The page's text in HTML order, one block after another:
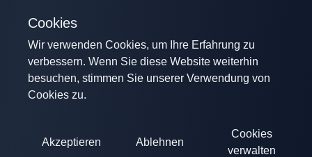
Cookies
Wir verwenden Cookies, um Ihre Erfahrung zu
verbessern. Wenn Sie diese Website weiterhin
besuchen, stimmen Sie unserer Verwendung von
Cookies zu.
Akzeptieren Ablehnen
Cookies
verwalten